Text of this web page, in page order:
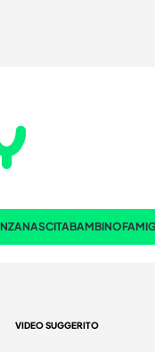
NASCITABAMBINO
VIDEO SUGGERITO